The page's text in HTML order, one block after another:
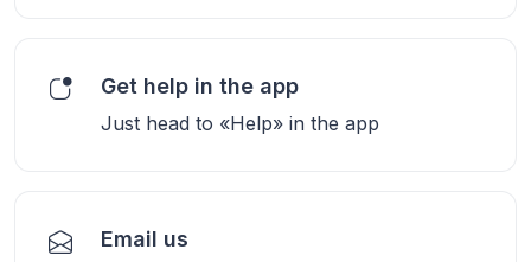
Get help in the app
Just head to «Help» in the app
Email us